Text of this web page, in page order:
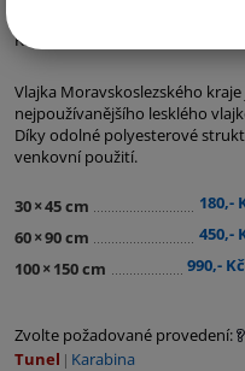
Kategorie:
Vlajka Moravskoslezského
nejpoužívanějšího lesklého
Díky odolné polyesterové
venkovní použití.
30×45 cm 180,-
60×90 cm 450,-
100× 150 cm 990,-
Zvolte požadované provedení:
Tunel
Karabina